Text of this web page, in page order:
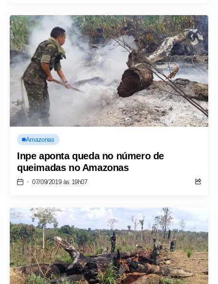
Amazonas
Inpe aponta queda no número de
queimadas no Amazonas
07/09/2019 às 19h07